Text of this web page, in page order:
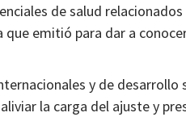
de salud relacionados
que emitió para dar a
y de desarrollo
la carga del ajuste y